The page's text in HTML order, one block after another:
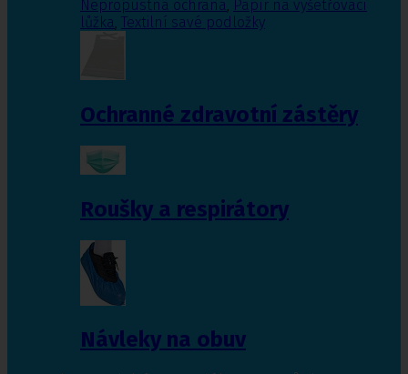
Nepropustná ochrana, Papír na vyšetřovací
lůžka, Textilní savé podložky
Ochranné zdravotní zástěry
Roušky a respirátory
Návleky na obuv